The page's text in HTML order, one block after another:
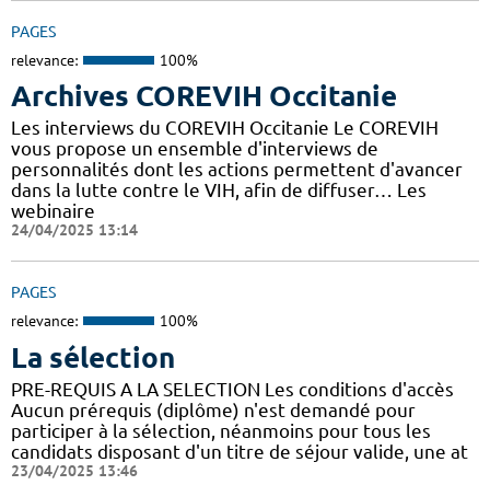
PAGES
relevance: 100%
Archives COREVIH Occitanie
Les interviews du COREVIH Occitanie Le COREVIH
vous propose un ensemble d'interviews de
personnalités dont les actions permettent d'avancer
dans la lutte contre le VIH, afin de diffuser… Les
webinaire
24/04/2025 13:14
PAGES
relevance: 100%
La sélection
PRE-REQUIS A LA SELECTION Les conditions d'accès
Aucun prérequis (diplôme) n'est demandé pour
participer à la sélection, néanmoins pour tous les
candidats disposant d'un titre de séjour valide, une at
23/04/2025 13:46